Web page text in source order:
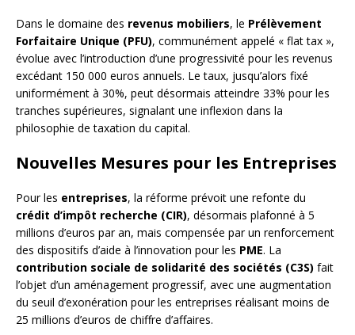
Dans le domaine des revenus mobiliers, le Prélèvement
Forfaitaire Unique (PFU), communément appelé « flat tax »,
évolue avec l’introduction d’une progressivité pour les revenus
excédant 150 000 euros annuels. Le taux, jusqu’alors fixé
uniformément à 30%, peut désormais atteindre 33% pour les
tranches supérieures, signalant une inflexion dans la
philosophie de taxation du capital.
Nouvelles Mesures pour les Entreprises
Pour les entreprises, la réforme prévoit une refonte du
crédit d’impôt recherche (CIR), désormais plafonné à 5
millions d’euros par an, mais compensée par un renforcement
des dispositifs d’aide à l’innovation pour les PME. La
contribution sociale de solidarité des sociétés (C3S) fait
l’objet d’un aménagement progressif, avec une augmentation
du seuil d’exonération pour les entreprises réalisant moins de
25 millions d’euros de chiffre d’affaires.